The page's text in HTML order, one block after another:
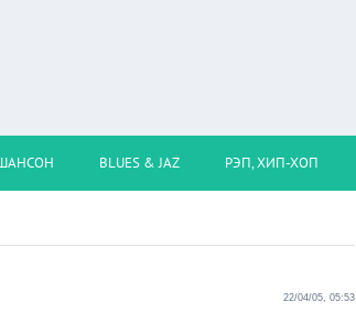
BLUES & JAZ РЭП, ХИП-ХОП
22/04/05, 05:53